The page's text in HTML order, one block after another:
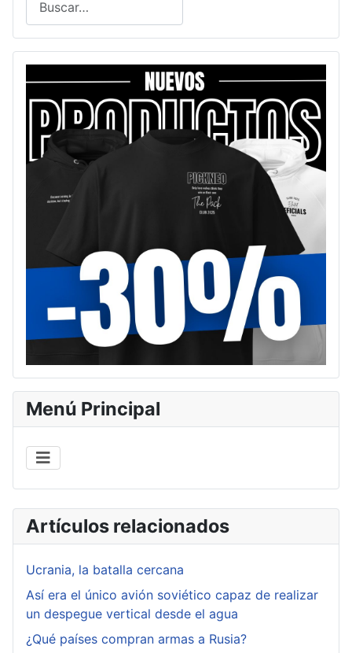
Menú Principal
Artículos relacionados
Ucrania, la batalla cercana
Así era el único avión soviético capaz de realizar
un despegue vertical desde el agua
¿Qué países compran armas a Rusia?